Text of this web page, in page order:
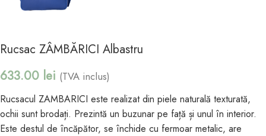
Rucsac ZÂMBĂRICI Albastru
633.00 lei (TVA inclus)
Rucsacul ZAMBARICI este realizat din piele naturală texturată,
ochii sunt brodați. Prezintă un buzunar pe față și unul în interior.
Este destul de încăpător, se închide cu fermoar metalic, are